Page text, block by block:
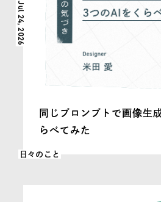
Jul 24, 2026
同じプロンプトで画像生
らべてみた
日々のこと